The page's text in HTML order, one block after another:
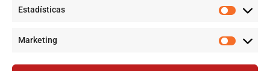
Estadísticas
Marketing
Jujutsu Kaisen: Cuando El Shōnen Decidió Crecer Sin Renunciar